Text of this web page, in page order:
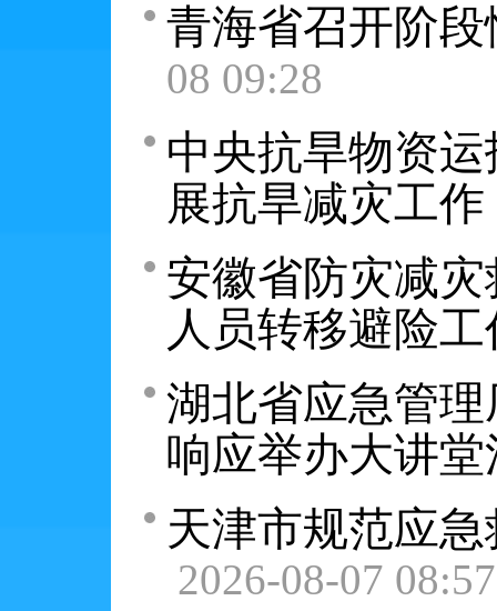
青海省召开阶
08 09:28
中央抗旱物资
展抗旱减灾工作
安徽省防灾减
人员转移避险
湖北省应急管
响应举办大讲堂
天津市规范应
2026-08-07 08:57